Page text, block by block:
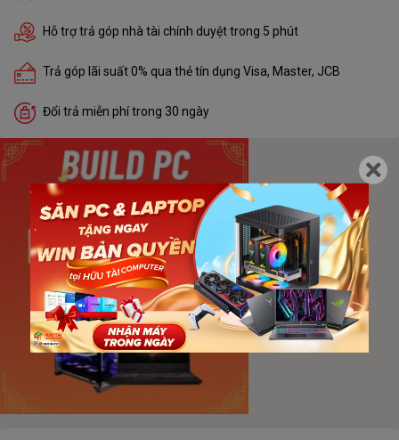
Hỗ trợ trả góp nhà tài chính duyệt trong 5 phút
Trả góp lãi suất 0% qua thẻ tín dụng Visa, Master, JCB
Đổi trả miễn phí trong 30 ngày